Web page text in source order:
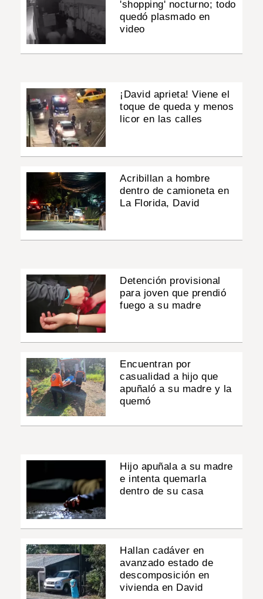
'shopping' nocturno; todo
quedó plasmado en
video
¡David aprieta! Viene el
toque de queda y menos
licor en las calles
Acribillan a hombre
dentro de camioneta en
La Florida, David
Detención provisional
para joven que prendió
fuego a su madre
Encuentran por
casualidad a hijo que
apuñaló a su madre y la
quemó
Hijo apuñala a su madre
e intenta quemarla
dentro de su casa
Hallan cadáver en
avanzado estado de
descomposición en
vivienda en David